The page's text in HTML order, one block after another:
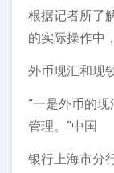
根据记者所了
的实际操作中
外币现汇和现
“一是外币的
管理。”中国
银行上海市分